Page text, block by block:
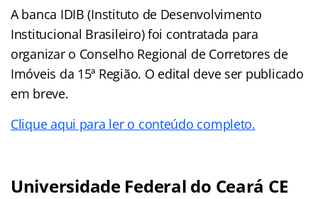
A banca IDIB (Instituto de Desenvolvimento
Institucional Brasileiro) foi contratada para
organizar o Conselho Regional de Corretores de
Imóveis da 15ª Região. O edital deve ser publicado
em breve.
Clique aqui para ler o conteúdo completo.
Universidade Federal do Ceará CE